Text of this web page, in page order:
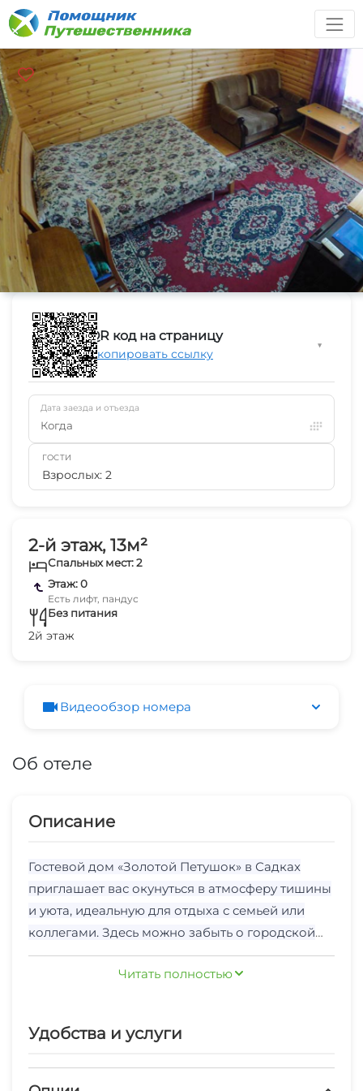
2-й этаж, 13м²
Спальных мест: 2
Этаж: 0
Есть лифт, пандус
Без питания
2й этаж
Видеообзор номера
Об отеле
Описание
Гостевой дом «Золотой Петушок» в Садках
приглашает вас окунуться в атмосферу тишины
и уюта, идеальную для отдыха с семьей или
коллегами. Здесь можно забыть о городской
суете, наслаждаясь природой и чистым
воздухом. Для любителей рыбалки и охоты это
воздухе.
для проведения праздничных мероприятий и
вкусных блюд на открытом огне. После
автостоянка, обеспечивающая безопасность
Читать полностью
Удобства и услуги
QR код на страницу
Скопировать ссылку
▼
Дата заезда и отъезда
Когда
ГОСТИ
Взрослых: 2